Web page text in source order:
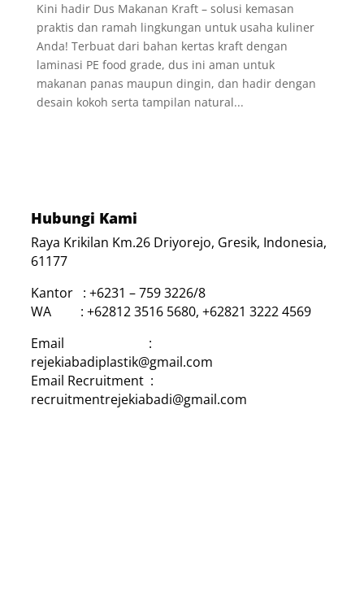
Kini hadir Dus Makanan Kraft – solusi kemasan
praktis dan ramah lingkungan untuk usaha kuliner
Anda! Terbuat dari bahan kertas kraft dengan
laminasi PE food grade, dus ini aman untuk
makanan panas maupun dingin, dan hadir dengan
desain kokoh serta tampilan natural...
Hubungi Kami
Raya Krikilan Km.26 Driyorejo, Gresik, Indonesia,
61177
Kantor : +6231 – 759 3226/8
WA : +62812 3516 5680, +62821 3222 4569
Email :
rejekiabadiplastik@gmail.com
Email Recruitment :
recruitmentrejekiabadi@gmail.com